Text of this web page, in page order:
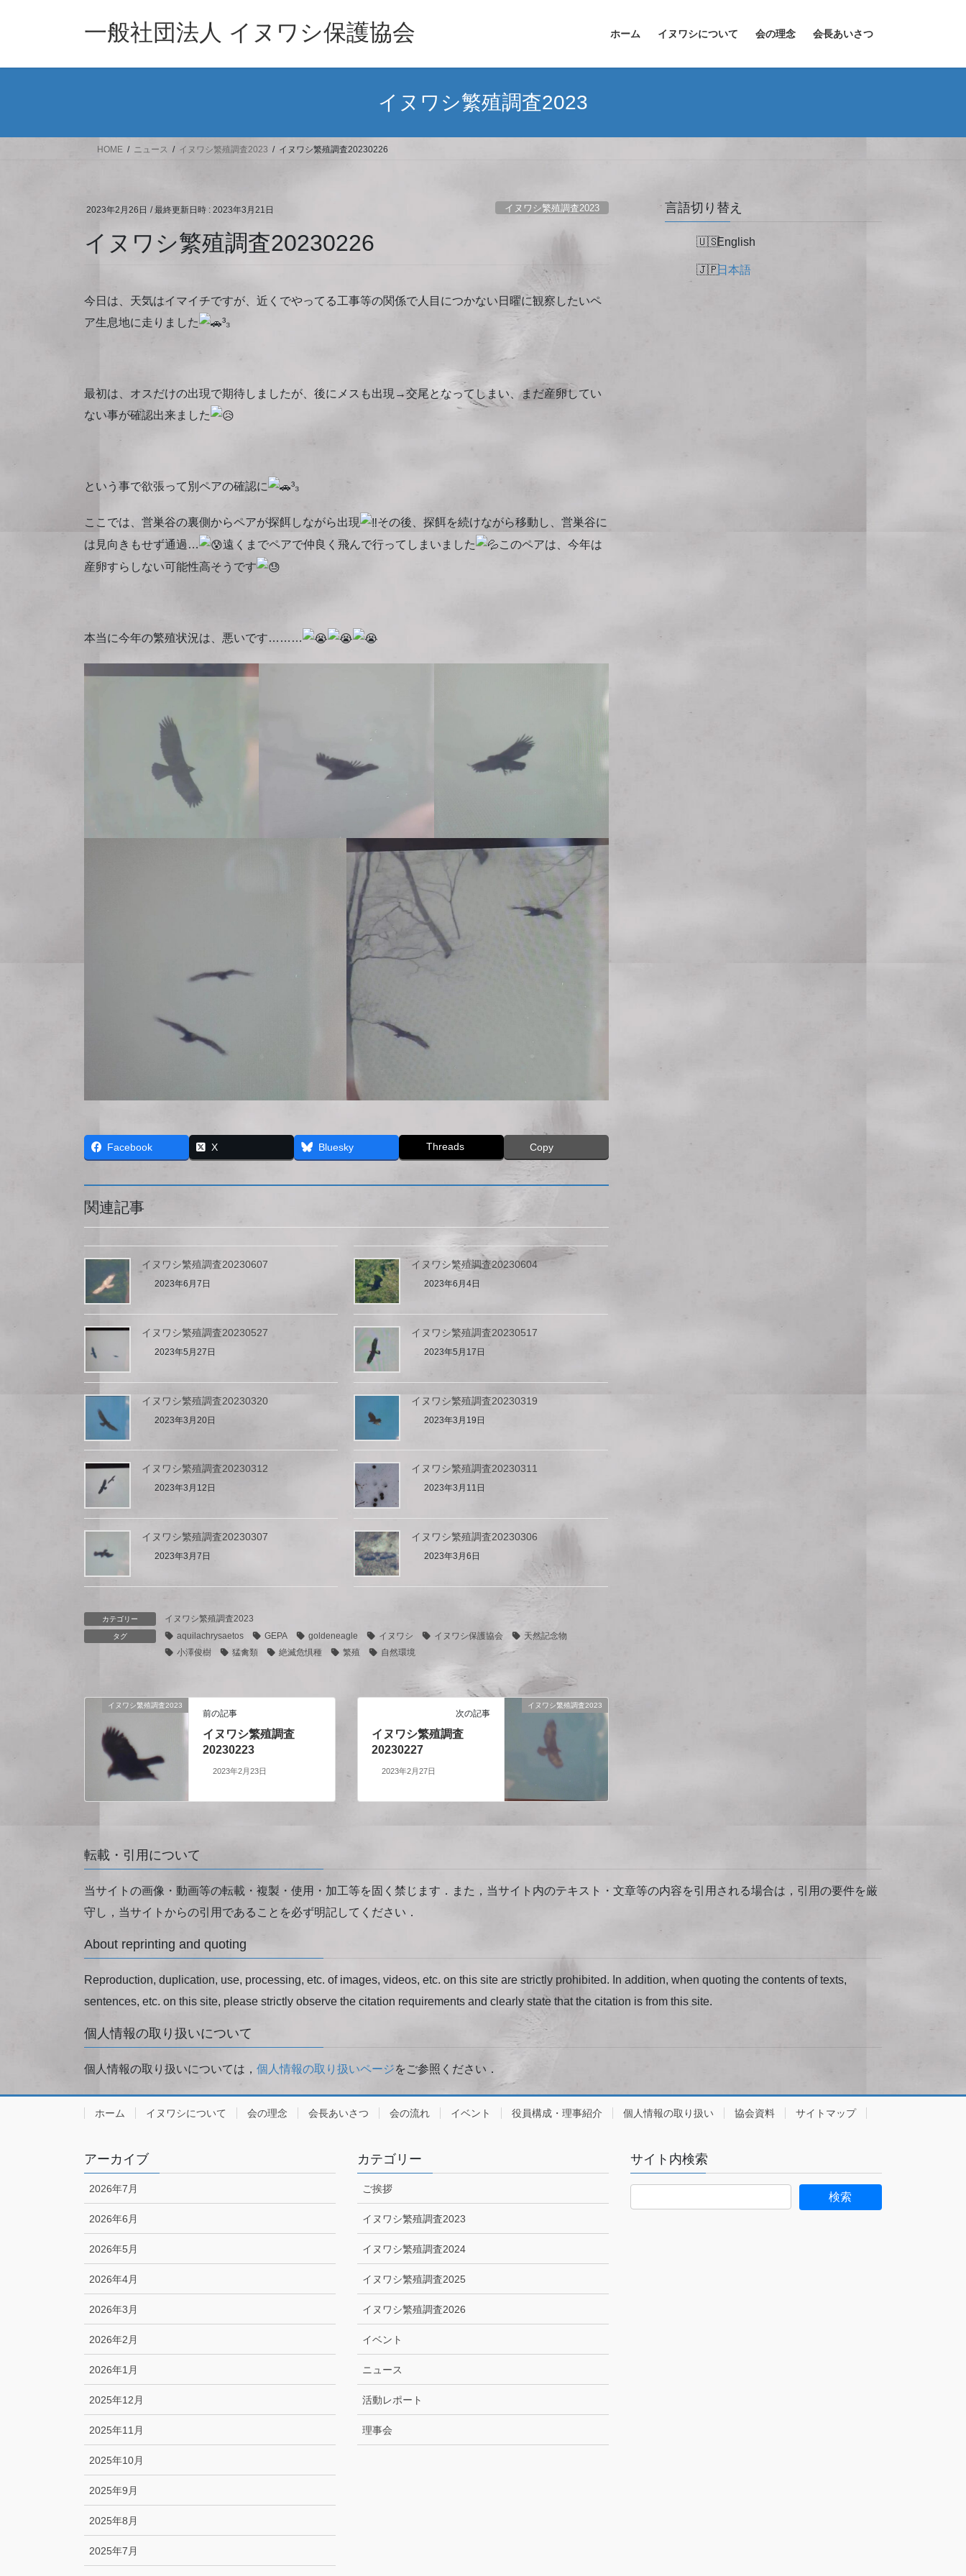
一般社団法人 イヌワシ保護協会 ホーム イヌワシについて 会の理念 会長あいさつ
イヌワシ繁殖調査2023
HOME ニュース イヌワシ繁殖調査2023 イヌワシ繁殖調査20230226
2023年2月26日 / 最終更新日時 : 2023年3月21日 イヌワシ繁殖調査2023
イヌワシ繁殖調査20230226
今日は、天気はイマイチですが、近くでやってる工事等の関係で人目につかない日曜に観察したいペ
ア生息地に走りました
³₃⁡
⁡最初は、オスだけの出現で期待しましたが、後にメスも出現→交尾となってしまい、まだ産卵してい
ない事が確認出来ました
⁡という事で欲張って別ペアの確認に ³₃⁡
⁡ここでは、営巣谷の裏側からペアが探餌しながら出現
その後、探餌を続けながら移動し、営巣谷に
は見向きもせず通過…
遠くまでペアで仲良く飛んで行ってしまいました
このペアは、今年は
産卵すらしない可能性高そうです
⁡本当に今年の繁殖状況は、悪いです………
Facebook X Bluesky Threads Copy
関連記事
イヌワシ繁殖調査20230607
2023年6月7日
イヌワシ繁殖調査20230604
2023年6月4日
イヌワシ繁殖調査20230527
2023年5月27日
イヌワシ繁殖調査20230517
2023年5月17日
イヌワシ繁殖調査20230320
2023年3月20日
イヌワシ繁殖調査20230319
2023年3月19日
イヌワシ繁殖調査20230312
2023年3月12日
イヌワシ繁殖調査20230311
2023年3月11日
イヌワシ繁殖調査20230307
2023年3月7日
イヌワシ繁殖調査20230306
2023年3月6日
カテゴリー イヌワシ繁殖調査2023
タグ aquilachrysaetos GEPA goldeneagle イヌワシ イヌワシ保護協会
天然記念物
小澤俊樹
猛禽類 絶滅危惧種 繁殖 自然環境
イヌワシ繁殖調査2023
前の記事
イヌワシ繁殖調査
20230223
2023年2月23日
イヌワシ繁殖調査2023
次の記事
イヌワシ繁殖調査
20230227
2023年2月27日
言語切り替え
English
日本語
転載・引用について
当サイトの画像・動画等の転載・複製・使用・加工等を固く禁じます．また，当サイト内のテキスト・文章等の内容を引用される場合は，引用の要件を厳
守し，当サイトからの引用であることを必ず明記してください．
About reprinting and quoting
Reproduction, duplication, use, processing, etc. of images, videos, etc. on this site are strictly prohibited. In addition, when quoting the contents of texts,
sentences, etc. on this site, please strictly observe the citation requirements and clearly state that the citation is from this site.
個人情報の取り扱いについて
個人情報の取り扱いについては， 個人情報の取り扱いページをご参照ください．
ホーム イヌワシについて 会の理念 会長あいさつ 会の流れ イベント 役員構成・理事紹介 個人情報の取り扱い 協会資料 サイトマップ
アーカイブ
2026年7月
2026年6月
2026年5月
2026年4月
2026年3月
2026年2月
2026年1月
2025年12月
2025年11月
2025年10月
2025年9月
2025年8月
2025年7月
カテゴリー
ご挨拶
イヌワシ繁殖調査2023
イヌワシ繁殖調査2024
イヌワシ繁殖調査2025
イヌワシ繁殖調査2026
イベント
ニュース
活動レポート
理事会
サイト内検索